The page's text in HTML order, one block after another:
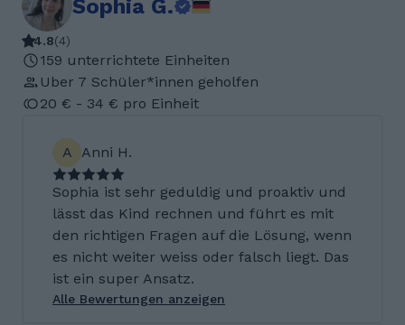
Sophia G.
4.8(4)
159 unterrichtete Einheiten
Uber 7 Schüler*innen geholfen
20 € - 34 € pro Einheit
A Anni H.
Sophia ist sehr geduldig und proaktiv und
lässt das Kind rechnen und führt es mit
den richtigen Fragen auf die Lösung, wenn
es nicht weiter weiss oder falsch liegt. Das
ist ein super Ansatz.
Alle Bewertungen anzeigen